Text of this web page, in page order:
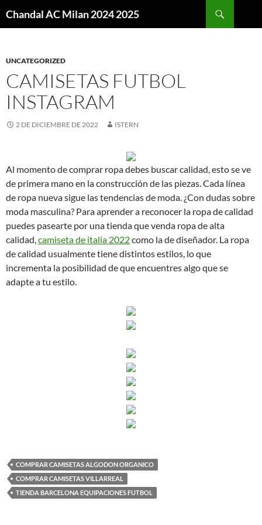
Chandal AC Milan 2024 2025
UNCATEGORIZED
CAMISETAS FUTBOL
INSTAGRAM
2 DE DICIEMBRE DE 2022 ISTERN
Al momento de comprar ropa debes buscar calidad, esto se ve
de primera mano en la construcción de las piezas. Cada línea
de ropa nueva sigue las tendencias de moda. ¿Con dudas sobre
moda masculina? Para aprender a reconocer la ropa de calidad
puedes pasearte por una tienda que venda ropa de alta
calidad,camiseta de italia 2022como la de diseñador. La ropa
de calidad usualmente tiene distintos estilos, lo que
incrementa la posibilidad de que encuentres algo que se
adapte a tu estilo.
COMPRAR CAMISETAS ALGODON ORGANICO
COMPRAR CAMISETAS VILLARREAL
TIENDA BARCELONA EQUIPACIONES FUTBOL